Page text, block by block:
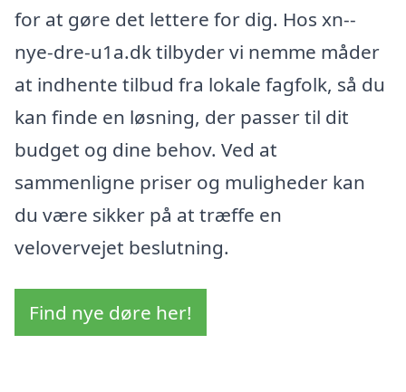
for at gøre det lettere for dig. Hos xn--
nye-dre-u1a.dk tilbyder vi nemme måder
at indhente tilbud fra lokale fagfolk, så du
kan finde en løsning, der passer til dit
budget og dine behov. Ved at
sammenligne priser og muligheder kan
du være sikker på at træffe en
velovervejet beslutning.
Find nye døre her!